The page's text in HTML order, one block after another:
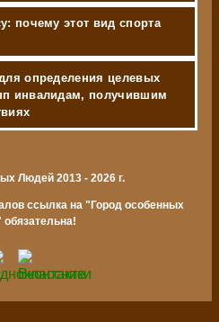
почему этот вид спорта
определения целевых
инвалидам, получившим
Людей 2013 - 2026 г.
ссылка на "Город особенных